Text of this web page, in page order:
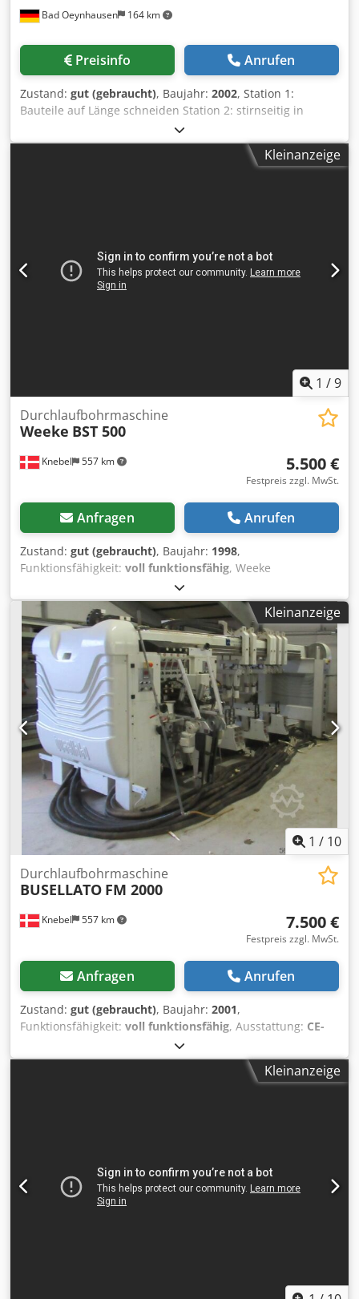
Bad Oeynhausen 164 km
Preisinfo Anrufen
Zustand: gut (gebraucht), Baujahr: 2002, Station 1:
Bauteile auf Länge schneiden Station 2: stirnseitig in
Rastermaßen 27, 32 oder 60 mm, 95 mm tief gebohrt
Station 3: stirnseitig mit einer weiteren Bohrung bohren
oder die Bohrungen aus Station 1 werden ausgeblasen
Kleinanzeige
1 /9
Knebel 557 km
Durchlaufbohrmaschine
Weeke BST 500
5.500 €
Festpreis zzgl. MwSt.
Anfragen Anrufen
Zustand: gut (gebraucht), Baujahr: 1998,
Funktionsfähigkeit: voll funktionsfähig, Weeke
Durchlaufbohrmaschine BST 500, Bohraggregate rechts
und links, 5 Stück unten, keine oben. 5 Stück
Bohrmaschinen auf Lager. Verkauf einzeln. Dsdpfxezb El
He Ag Djkr
Kleinanzeige
1 / 10
Knebel 557 km
Durchlaufbohrmaschine
BUSELLATO FM 2000
7.500 €
Festpreis zzgl. MwSt.
Anfragen Anrufen
Zustand: gut (gebraucht), Baujahr: 2001,
Funktionsfähigkeit: voll funktionsfähig, Ausstattung: CE-
, Durchlaufbohrmaschine, NC-gesteuert,
mit Bohrbalken rechts, links, 4 oben, 7 unten Bohrbalken.
Kleinanzeige